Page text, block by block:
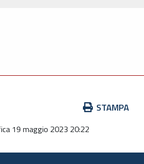
STAMPA
19 maggio 2023 20:22